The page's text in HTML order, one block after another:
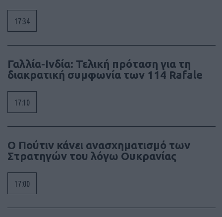
17:34
Γαλλία-Ινδία: Τελική πρόταση για τη
διακρατική συμφωνία των 114 Rafale
17:10
Ο Πούτιν κάνει ανασχηματισμό των
Στρατηγών του λόγω Ουκρανίας
17:00